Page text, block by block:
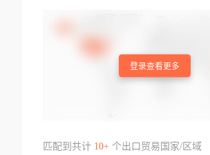
登录查看更多
匹配到共计 10+个出口贸易国家/区域